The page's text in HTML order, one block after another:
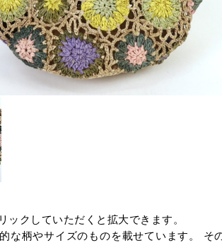
ックしていただくと拡大できます。
な柄やサイズのものを載せています。 そ